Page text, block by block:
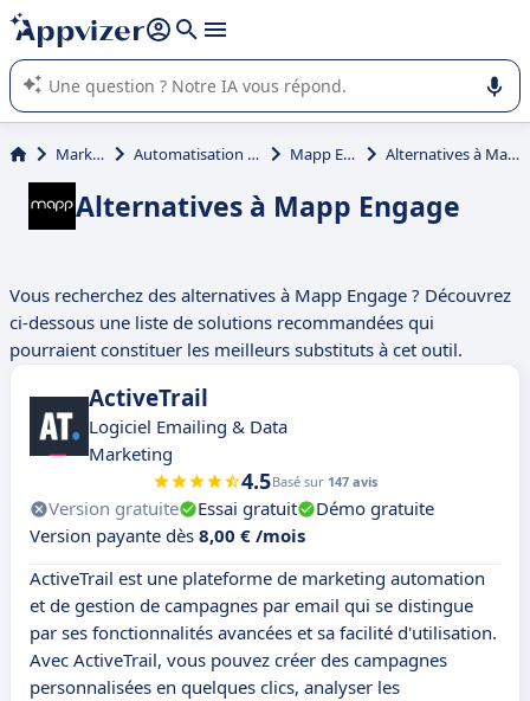
répondre (plusieurs lignes avec
L'IA de Appvizer vous guide dans l'utilisation ou la sélection de
logiciel SaaS en entreprise.
Marketing Automatisation marketing Mapp Engage Alternatives à Mapp Engage
Alternatives à Mapp Engage
Vous recherchez des alternatives à Mapp Engage ? Découvrez
ci-dessous une liste de solutions recommandées qui
pourraient constituer les meilleurs substituts à cet outil.
ActiveTrail
Logiciel Emailing & Data
Marketing
4.5Basé sur 147 avis
Version gratuite Essai gratuit
Démo gratuite
Version payante dès 8,00 € /mois
ActiveTrail est une plateforme de marketing automation
et de gestion de campagnes par email qui se distingue
par ses fonctionnalités avancées et sa facilité d'utilisation.
Avec ActiveTrail, vous pouvez créer des campagnes
personnalisées en quelques clics, analyser les